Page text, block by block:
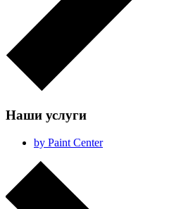
Наши услуги
by Paint Center